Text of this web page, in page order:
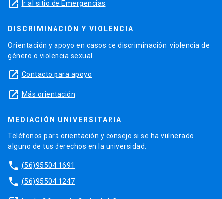
launch Ir al sitio de Emergencias
DISCRIMINACIÓN Y VIOLENCIA
Orientación y apoyo en casos de discriminación, violencia de
género o violencia sexual.
launch Contacto para apoyo
launch Más orientación
MEDIACIÓN UNIVERSITARIA
Teléfonos para orientación y consejo si se ha vulnerado
alguno de tus derechos en la universidad.
phone (56)95504 1691
phone (56)95504 1247